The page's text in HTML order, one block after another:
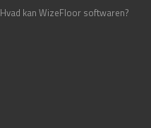
Hvad kan WizeFloor softwaren?